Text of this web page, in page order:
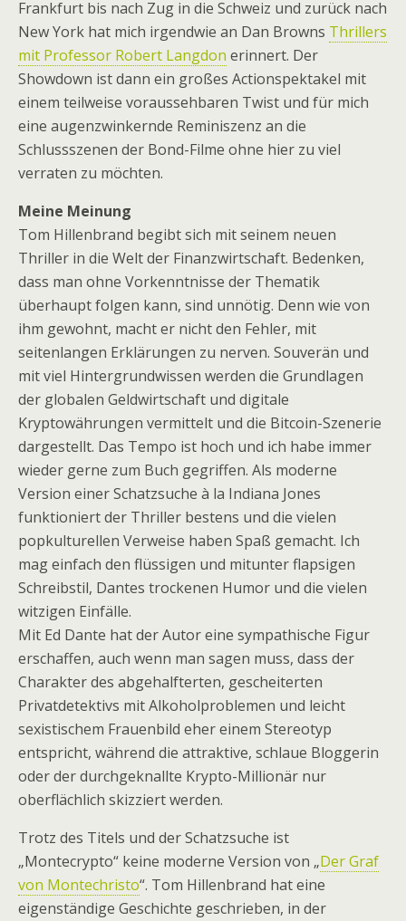
Frankfurt bis nach Zug in die Schweiz und zurück nach
New York hat mich irgendwie an Dan Browns Thrillers
mit Professor Robert Langdon erinnert. Der
Showdown ist dann ein großes Actionspektakel mit
einem teilweise voraussehbaren Twist und für mich
eine augenzwinkernde Reminiszenz an die
Schlussszenen der Bond-Filme ohne hier zu viel
verraten zu möchten.
Meine Meinung
Tom Hillenbrand begibt sich mit seinem neuen
Thriller in die Welt der Finanzwirtschaft. Bedenken,
dass man ohne Vorkenntnisse der Thematik
überhaupt folgen kann, sind unnötig. Denn wie von
ihm gewohnt, macht er nicht den Fehler, mit
seitenlangen Erklärungen zu nerven. Souverän und
mit viel Hintergrundwissen werden die Grundlagen
der globalen Geldwirtschaft und digitale
Kryptowährungen vermittelt und die Bitcoin-Szenerie
dargestellt. Das Tempo ist hoch und ich habe immer
wieder gerne zum Buch gegriffen. Als moderne
Version einer Schatzsuche à la Indiana Jones
funktioniert der Thriller bestens und die vielen
popkulturellen Verweise haben Spaß gemacht. Ich
mag einfach den flüssigen und mitunter flapsigen
Schreibstil, Dantes trockenen Humor und die vielen
witzigen Einfälle.
Mit Ed Dante hat der Autor eine sympathische Figur
erschaffen, auch wenn man sagen muss, dass der
Charakter des abgehalfterten, gescheiterten
Privatdetektivs mit Alkoholproblemen und leicht
sexistischem Frauenbild eher einem Stereotyp
entspricht, während die attraktive, schlaue Bloggerin
oder der durchgeknallte Krypto-Millionär nur
oberflächlich skizziert werden.
Trotz des Titels und der Schatzsuche ist
„Montecrypto“ keine moderne Version von „Der Graf
von Montechristo“. Tom Hillenbrand hat eine
eigenständige Geschichte geschrieben, in der